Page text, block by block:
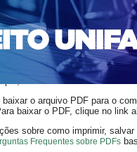
CADASTRO
Nº 1 A 100 WEBMAIL
Maciel
deve ser carregado no
uma versão atual do
o arquivo PDF para o
baixar o PDF, clique no link
sobre como imprimir,
Frequentes sobre PDFs